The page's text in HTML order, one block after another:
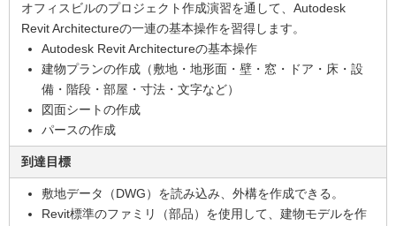
オフィスビルのプロジェクト作成演習を通して、Autodesk
Revit Architectureの一連の基本操作を習得します。
Autodesk Revit Architectureの基本操作
建物プランの作成（敷地・地形面・壁・窓・ドア・床・設
備・階段・部屋・寸法・文字など）
図面シートの作成
パースの作成
到達目標
敷地データ（DWG）を読み込み、外構を作成できる。
Revit標準のファミリ（部品）を使用して、建物モデルを作